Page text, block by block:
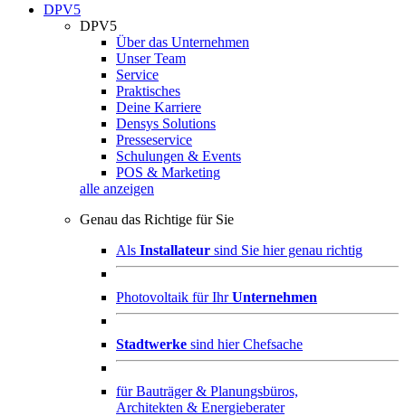
DPV5
DPV5
Über das Unternehmen
Unser Team
Service
Praktisches
Deine Karriere
Densys Solutions
Presseservice
Schulungen & Events
POS & Marketing
alle anzeigen
Genau das Richtige für Sie
Als Installateur sind Sie hier genau richtig
Photovoltaik für IhrUnternehmen
Stadtwerke sind hier Chefsache
fürBauträger & Planungsbüros,
Architekten & Energieberater